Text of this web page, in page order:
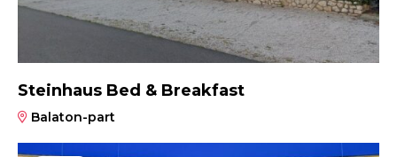
Steinhaus Bed & Breakfast
Balaton-part